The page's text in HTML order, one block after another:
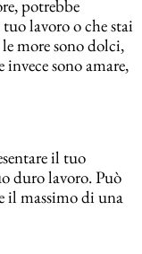
potrebbe
lavoro o che stai
more sono dolci,
invece sono amare,
il tuo
duro lavoro. Può
il massimo di una